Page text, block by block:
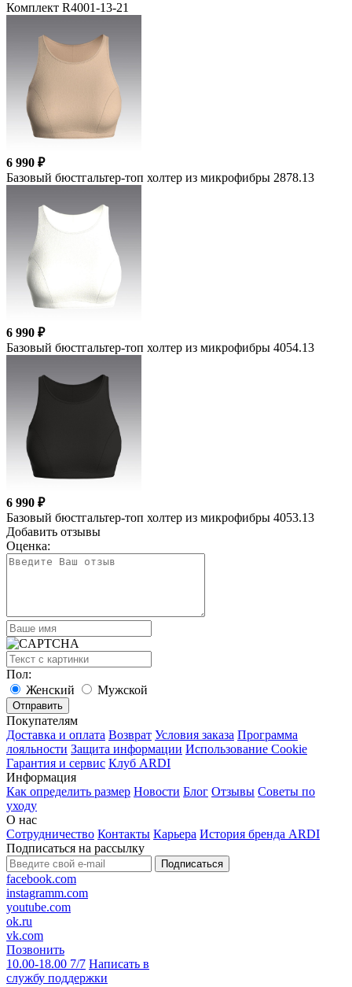
Комплект R4001-13-21
6 990 ₽
Базовый бюстгальтер-топ холтер из микрофибры 2878.13
6 990 ₽
Базовый бюстгальтер-топ холтер из микрофибры 4054.13
6 990 ₽
Базовый бюстгальтер-топ холтер из микрофибры 4053.13
Добавить отзывы
Оценка:
Пол:
Женский
Мужской
Покупателям
Доставка и оплата Возврат Условия заказа Программа
лояльности Защита информации Использование Cookie
Гарантия и сервис Клуб ARDI
Информация
Как определить размер Новости Блог Отзывы Советы по
уходу
О нас
Сотрудничество Контакты Карьера История бренда ARDI
Подписаться на рассылку
Подписаться
facebook.com
instagramm.com
youtube.com
ok.ru
vk.com
Позвонить
10.00-18.00 7/7 Написать в
службу поддержки